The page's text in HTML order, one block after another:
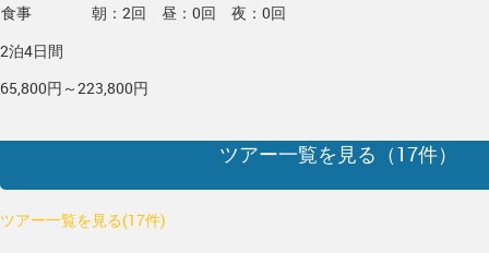
食事
朝：2回 昼：0回 夜：0回
2泊4日間
65,800円～223,800円
ツアー一覧を見る（17件）
ツアー一覧を見る(17件)